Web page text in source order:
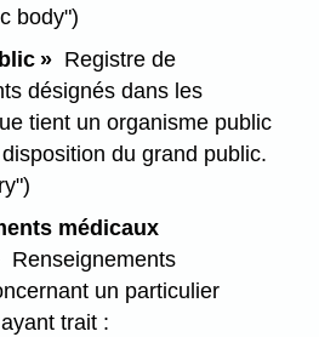
body")
» Registre de
désignés dans les
tient un organisme public
du grand public.
médicaux
Renseignements
un particulier
trait :